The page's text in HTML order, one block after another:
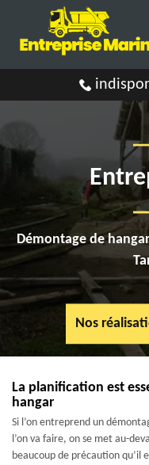
Démontage de
Nos
La planification est
hangar
Si l’on entreprend un
l’on va faire, on se met au-
beaucoup de précaution qu’il